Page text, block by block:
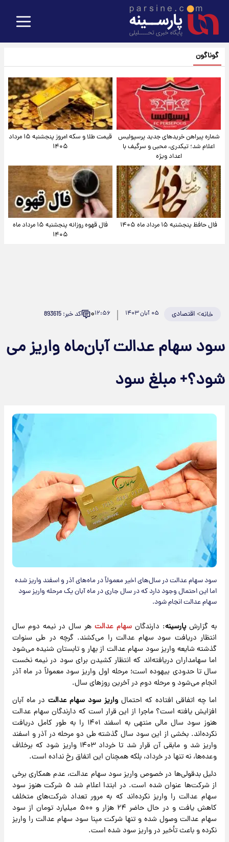
گوناگون
شماره پیراهن خریدهای جدید پرسپولیس
اعلام شد؛ تیکدری، محبی و سرگیف با
اعداد ویژه
قیمت طلا و سکه امروز پنجشنبه ۱۵ مرداد
۱۴۰۵
فال حافظ پنجشنبه ۱۵ مرداد ماه ۱۴۰۵
فال قهوه روزانه پنجشنبه ۱۵ مرداد ماه
۱۴۰۵
خانه>اقتصادی ۰۵ آبان ۱۴۰۳ ۱۲:۵۶۰ کد خبر: 893615
سود سهام عدالت آبان‌ماه واریز می
شود؟+ مبلغ سود
سود سهام عدالت در سال‌های اخیر معمولاً در ماه‌های آذر و اسفند واریز شده
اما این احتمال وجود دارد که در سال جاری در ماه آبان یک مرحله واریز سود
سهام عدالت انجام شود.
به گزارشپارسینه: دارندگان سهام عدالت هر سال در نیمه دوم سال
انتظار دریافت سود سهام عدالت را می‌کشند. گرچه در طی سنوات
گذشته شایعه واریز سود سهام عدالت از بهار و تابستان شنیده می‌شود
اما سهامداران دریافته‌اند که انتظار کشیدن برای سود در نیمه نخست
سال تا حدودی بیهوده است؛ مرحله اول واریز سود معمولاً در ماه آذر
انجام می‌شود و مرحله دوم در آخرین روزهای سال.
اما چه اتفاقی افتاده که احتمال واریز سود سهام عدالت در ماه آبان
افزایش یافته است؟ ماجرا از این قرار است که دارندگان سهام عدالت
هنوز سود سال مالی منتهی به اسفند ۱۴۰۱ را به طور کامل دریافت
نکرده‌اند. بخشی از این سود سال گذشته طی دو مرحله در آذر و اسفند
واریز شد و مابقی آن قرار شد تا خرداد ۱۴۰۳ واریز شود که برخلاف
وعده‌ها، نه تنها در خرداد، بلکه همچنان این اتفاق رخ نداده است.
دلیل بدقولی‌ها در خصوص واریز سود سهام عدالت، عدم همکاری برخی
از شرکت‌ها عنوان شده است. در ابتدا اعلام شد ۵ شرکت هنوز سود
سهام عدالت را واریز نکرده‌اند که به مرور تعداد شرکت‌های متخلف
کاهش یافت و در حال حاضر ۲۴ هزار و ۵۰۰ میلیارد تومان از سود
سهام عدالت وصول شده و تنها شرکت مپنا سود سهام عدالت را واریز
نکرده و باعث تأخیر در واریز سود شده است.